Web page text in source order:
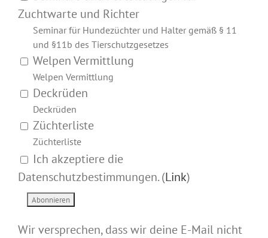
Zuchtwarte und Richter
Seminar für Hundezüchter und Halter gemäß § 11
und §11b des Tierschutzgesetzes
Welpen Vermittlung
Welpen Vermittlung
Deckrüden
Deckrüden
Züchterliste
Züchterliste
Ich akzeptiere die
Datenschutzbestimmungen. (Link)
Wir versprechen, dass wir deine E-Mail nicht